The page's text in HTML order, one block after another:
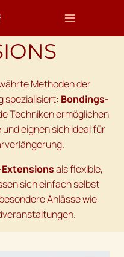
Methoden der
spezialisiert: Bondings-
Techniken ermöglichen
eignen sich ideal für
als flexible,
sich einfach selbst
Anlässe wie